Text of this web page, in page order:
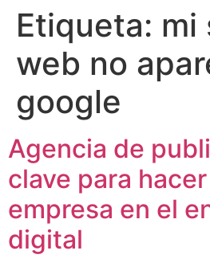
Etiqueta: mi
web no
google
Agencia de
clave para
empresa en el
digital